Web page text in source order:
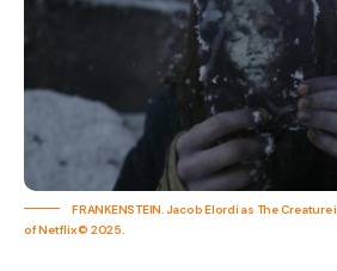
FRANKENSTEIN. Jacob Elordi as The
of Netflix © 2025.